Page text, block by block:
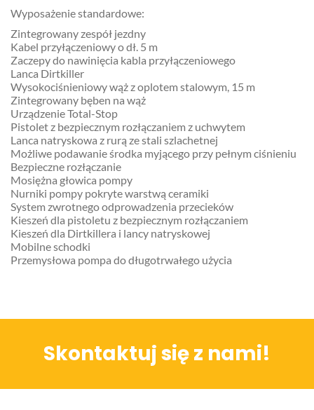
Wyposażenie standardowe:
Zintegrowany zespół jezdny
Kabel przyłączeniowy o dł. 5 m
Zaczepy do nawinięcia kabla przyłączeniowego
Lanca Dirtkiller
Wysokociśnieniowy wąż z oplotem stalowym, 15 m
Zintegrowany bęben na wąż
Urządzenie Total-Stop
Pistolet z bezpiecznym rozłączaniem z uchwytem
Lanca natryskowa z rurą ze stali szlachetnej
Możliwe podawanie środka myjącego przy pełnym ciśnieniu
Bezpieczne rozłączanie
Mosiężna głowica pompy
Nurniki pompy pokryte warstwą ceramiki
System zwrotnego odprowadzenia przecieków
Kieszeń dla pistoletu z bezpiecznym rozłączaniem
Kieszeń dla Dirtkillera i lancy natryskowej
Mobilne schodki
Przemysłowa pompa do długotrwałego użycia
Skontaktuj się z nami!